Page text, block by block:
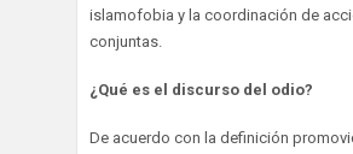
islamofobia y la coordinación de
conjuntas.
¿Qué es el discurso del odio?
De acuerdo con la definición